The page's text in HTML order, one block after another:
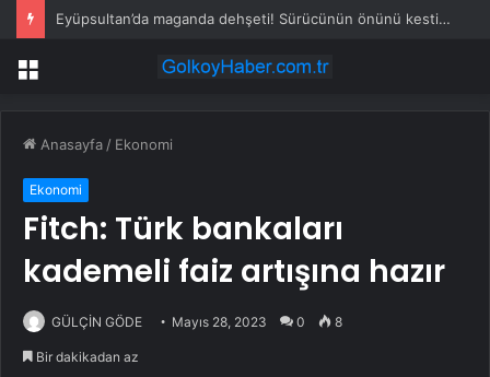
Eyüpsultan’da maganda dehşeti! Sürücünün önünü kesti, tehdit etti
Menü
Anasayfa / Ekonomi
Ekonomi
Fitch: Türk bankaları
kademeli faiz artışına hazır
GÜLÇİN GÖDE Mayıs 28, 2023 0 8
Bir dakikadan az